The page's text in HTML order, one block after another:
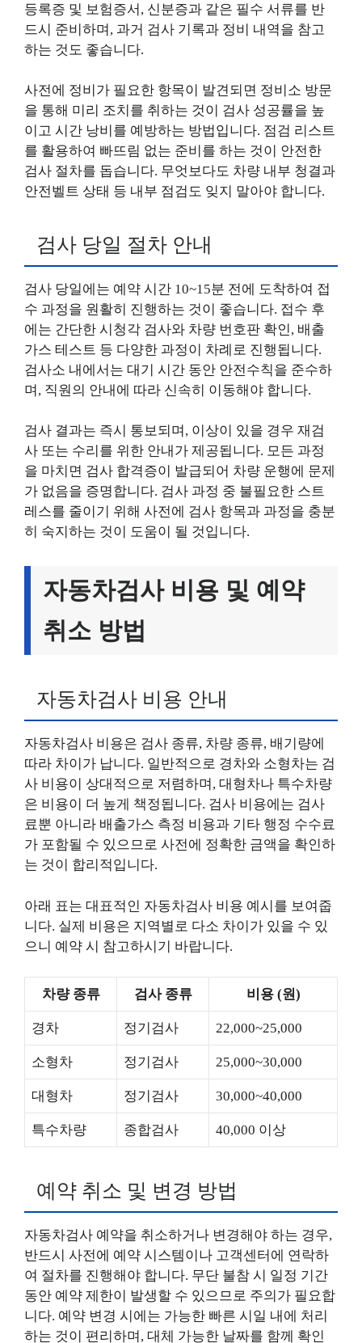
등록증 및 보험증서, 신분증과 같은 필수 서류를 반
드시 준비하며, 과거 검사 기록과 정비 내역을 참고
하는 것도 좋습니다.
사전에 정비가 필요한 항목이 발견되면 정비소 방문
을 통해 미리 조치를 취하는 것이 검사 성공률을 높
이고 시간 낭비를 예방하는 방법입니다. 점검 리스트
를 활용하여 빠뜨림 없는 준비를 하는 것이 안전한
검사 절차를 돕습니다. 무엇보다도 차량 내부 청결과
안전벨트 상태 등 내부 점검도 잊지 말아야 합니다.
검사 당일 절차 안내
검사 당일에는 예약 시간 10~15분 전에 도착하여 접
수 과정을 원활히 진행하는 것이 좋습니다. 접수 후
에는 간단한 시청각 검사와 차량 번호판 확인, 배출
가스 테스트 등 다양한 과정이 차례로 진행됩니다.
검사소 내에서는 대기 시간 동안 안전수칙을 준수하
며, 직원의 안내에 따라 신속히 이동해야 합니다.
검사 결과는 즉시 통보되며, 이상이 있을 경우 재검
사 또는 수리를 위한 안내가 제공됩니다. 모든 과정
을 마치면 검사 합격증이 발급되어 차량 운행에 문제
가 없음을 증명합니다. 검사 과정 중 불필요한 스트
레스를 줄이기 위해 사전에 검사 항목과 과정을 충분
히 숙지하는 것이 도움이 될 것입니다.
자동차검사 비용 및 예약
취소 방법
자동차검사 비용 안내
자동차검사 비용은 검사 종류, 차량 종류, 배기량에
따라 차이가 납니다. 일반적으로 경차와 소형차는 검
사 비용이 상대적으로 저렴하며, 대형차나 특수차량
은 비용이 더 높게 책정됩니다. 검사 비용에는 검사
료뿐 아니라 배출가스 측정 비용과 기타 행정 수수료
가 포함될 수 있으므로 사전에 정확한 금액을 확인하
는 것이 합리적입니다.
아래 표는 대표적인 자동차검사 비용 예시를 보여줍
니다. 실제 비용은 지역별로 다소 차이가 있을 수 있
으니 예약 시 참고하시기 바랍니다.
차량 종류 검사 종류 비용 (원)
경차 정기검사 22,000~25,000
소형차 정기검사 25,000~30,000
대형차 정기검사 30,000~40,000
특수차량 종합검사 40,000 이상
예약 취소 및 변경 방법
자동차검사 예약을 취소하거나 변경해야 하는 경우,
반드시 사전에 예약 시스템이나 고객센터에 연락하
여 절차를 진행해야 합니다. 무단 불참 시 일정 기간
동안 예약 제한이 발생할 수 있으므로 주의가 필요합
니다. 예약 변경 시에는 가능한 빠른 시일 내에 처리
하는 것이 편리하며, 대체 가능한 날짜를 함께 확인